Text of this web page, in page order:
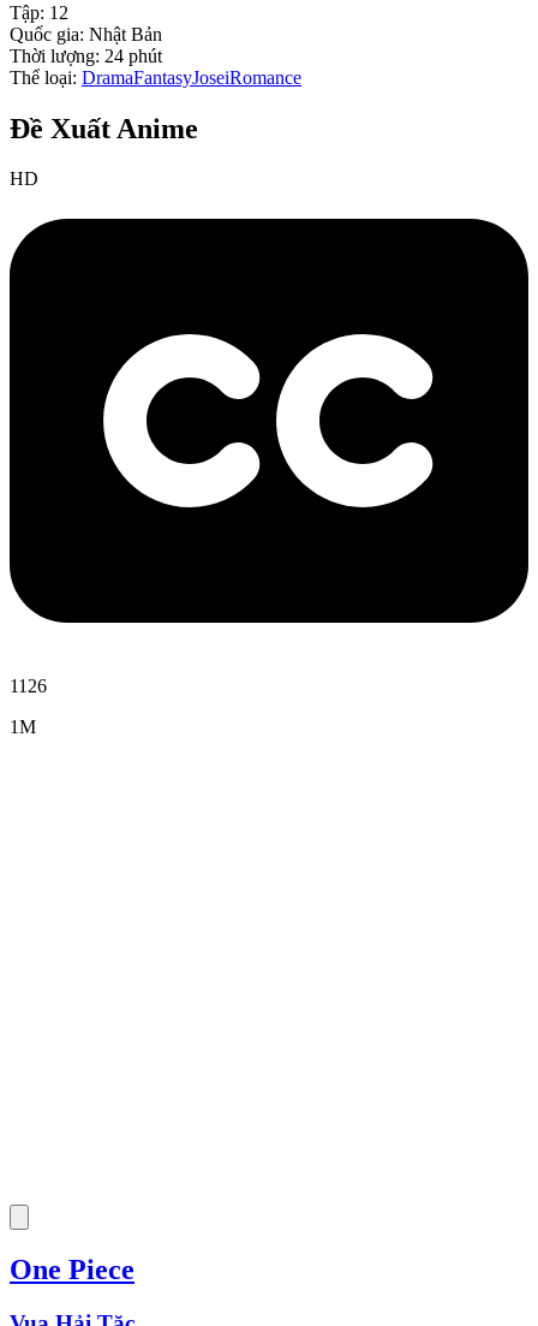
Tập: 12
Quốc gia: Nhật Bản
Thời lượng: 24 phút
Thể loại: DramaFantasyJoseiRomance
Đề Xuất Anime
HD
1126
1M
One Piece